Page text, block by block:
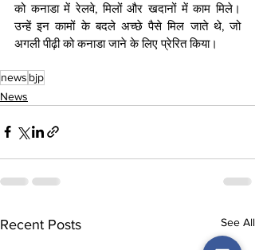
को कनाडा में रेलवे, मिलों और खदानों में काम मिले।
उन्हें इन कामों के बदले अच्छे पैसे मिल जाते थे, जो
अगली पीढ़ी को कनाडा जाने के लिए प्रेरित किया।
news bjp
News
Recent Posts See All